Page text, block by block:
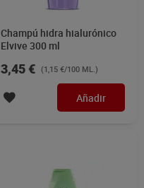
Champú hidra hialurónico
Elvive 300 ml
3,45 € (1,15 €/100 ML.)
Añadir